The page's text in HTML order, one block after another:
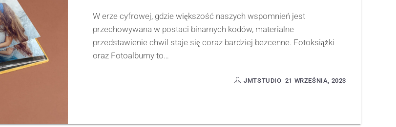
W erze cyfrowej, gdzie większość naszych wspomnień jest
przechowywana w postaci binarnych kodów, materialne
przedstawienie chwil staje się coraz bardziej bezcenne. Fotoksiążki
oraz Fotoalbumy to…
21 WRZEŚNIA, 2023
JMTSTUDIO